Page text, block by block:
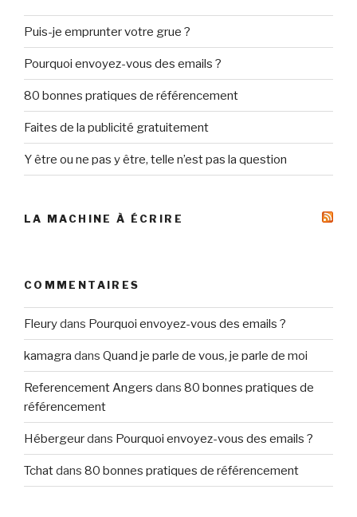
Puis-je emprunter votre grue ?
Pourquoi envoyez-vous des emails ?
80 bonnes pratiques de référencement
Faites de la publicité gratuitement
Y être ou ne pas y être, telle n’est pas la question
LA MACHINE À ÉCRIRE
COMMENTAIRES
Fleurydans Pourquoi envoyez-vous des emails ?
kamagra dans Quand je parle de vous, je parle de moi
Referencement Angers dans 80 bonnes pratiques de
référencement
Hébergeurdans Pourquoi envoyez-vous des emails ?
Tchatdans 80 bonnes pratiques de référencement